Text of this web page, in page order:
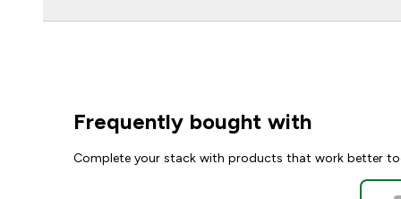
Frequently bought with
Complete your stack with products that work better